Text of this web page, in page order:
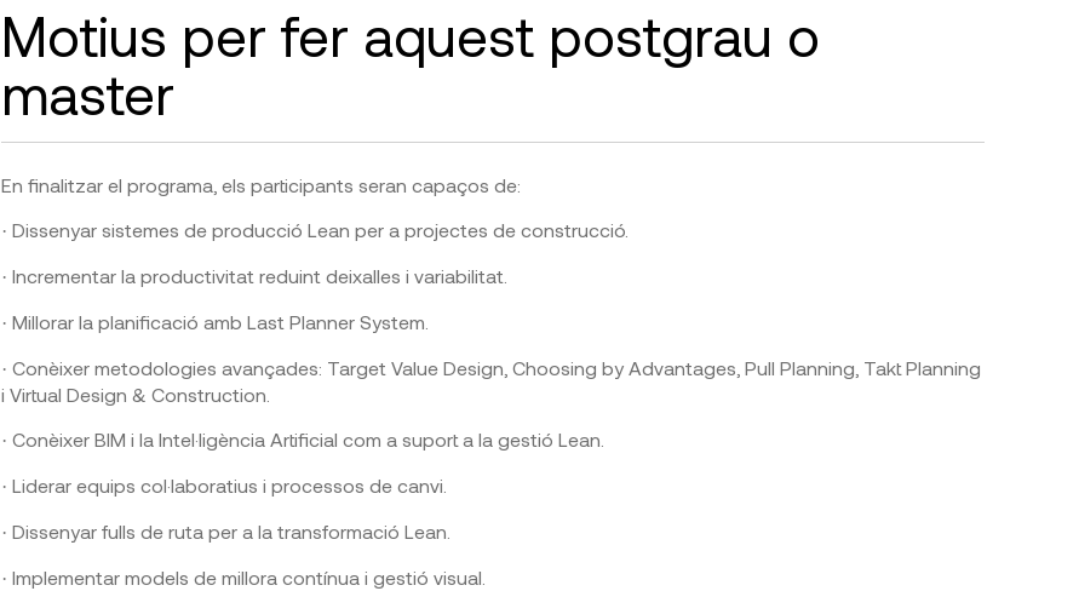
Motius per fer aquest postgrau
En finalitzar el programa, els participants seran capaços de:
· Dissenyar sistemes de producció Lean per a projectes de construcció.
· Incrementar la productivitat reduint deixalles i variabilitat.
· Millorar la planificació amb Last Planner System.
· Conèixer metodologies avançades: Target Value Design, Choosing by Advantages, Pull Planning, Takt Planning
i Virtual Design & Construction.
· Conèixer BIM i la Intel·ligència Artificial com a suport a la gestió Lean.
· Liderar equips col·laboratius i processos de canvi.
· Dissenyar fulls de ruta per a la transformació Lean.
· Implementar models de millora contínua i gestió visual.